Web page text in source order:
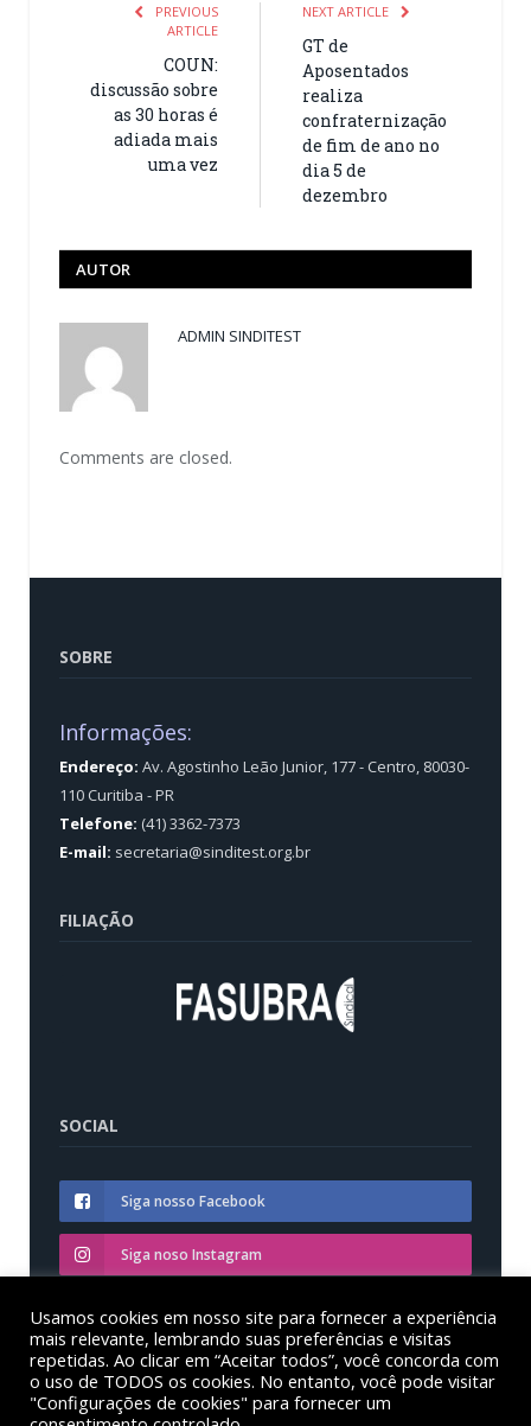
PREVIOUS
ARTICLE
COUN:
discussão sobre
as 30 horas é
adiada mais
uma vez
NEXT ARTICLE
GT de
Aposentados
realiza
confraternização
de fim de ano no
dia 5 de
dezembro
AUTOR
ADMIN SINDITEST
Comments are closed.
SOBRE
Informações:
Endereço: Av. Agostinho Leão Junior, 177 - Centro, 80030-
110 Curitiba - PR
Telefone: (41) 3362-7373
E-mail: secretaria@sinditest.org.br
FILIAÇÃO
SOCIAL
Siga nosso Facebook
Siga noso Instagram
Siga nosso YouTube
Usamos cookies em nosso site para fornecer a experiência
mais relevante, lembrando suas preferências e visitas
repetidas. Ao clicar em “Aceitar todos”, você concorda com
o uso de TODOS os cookies. No entanto, você pode visitar
"Configurações de cookies" para fornecer um